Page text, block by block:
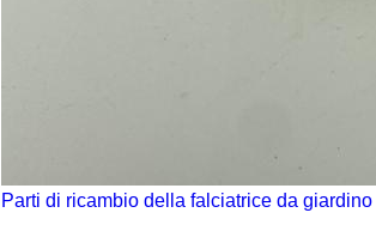
Parti di ricambio della falciatrice da